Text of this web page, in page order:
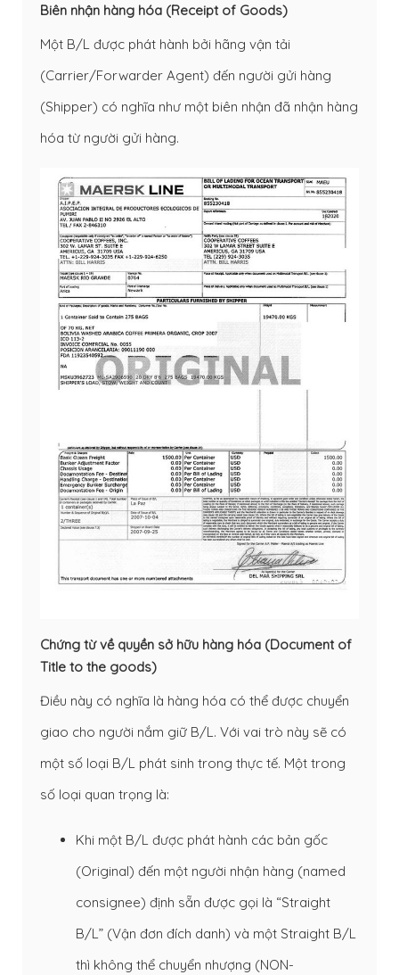
Biên nhận hàng hóa (Receipt of Goods)
Một B/L được phát hành bởi hãng vận tải
(Carrier/Forwarder Agent) đến người gửi hàng
(Shipper) có nghĩa như một biên nhận đã nhận hàng
hóa từ người gửi hàng.
Chứng từ về quyền sở hữu hàng hóa (Document of
Title to the goods)
Điều này có nghĩa là hàng hóa có thể được chuyển
giao cho người nắm giữ B/L. Với vai trò này sẽ có
một số loại B/L phát sinh trong thực tế. Một trong
số loại quan trọng là:
Khi một B/L được phát hành các bản gốc
(Original) đến một người nhận hàng (named
consignee) định sẵn được gọi là “Straight
B/L” (Vận đơn đích danh) và một Straight B/L
thì không thể chuyển nhượng (NON-